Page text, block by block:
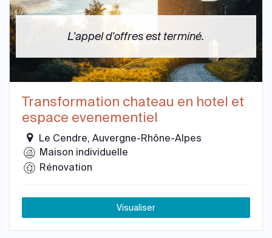
L'appel d'offres est terminé.
Transformation chateau en hotel et
espace evenementiel
Le Cendre, Auvergne-Rhône-Alpes
Maison individuelle
Rénovation
Visualiser